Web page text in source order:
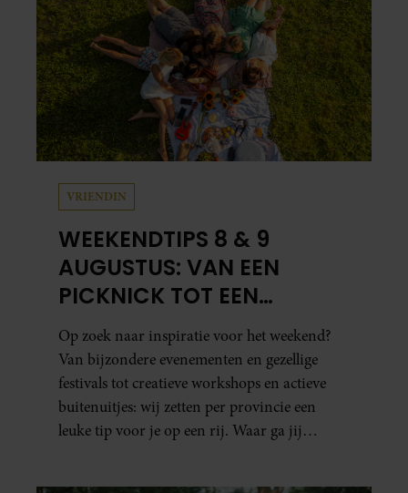
VRIENDIN
WEEKENDTIPS 8 & 9
AUGUSTUS: VAN EEN
PICKNICK TOT EEN
VOGELHUISJE MAKEN
Op zoek naar inspiratie voor het weekend?
Van bijzondere evenementen en gezellige
festivals tot creatieve workshops en actieve
buitenuitjes: wij zetten per provincie een
leuke tip voor je op een rij. Waar ga jij